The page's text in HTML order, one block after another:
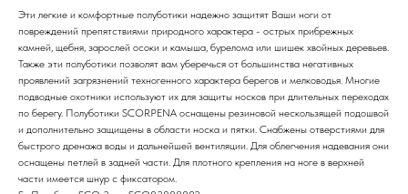
Эти легкие и комфортные полуботики надежно защитят Ваши ноги от
повреждений препятствиями природного характера - острых прибрежных
камней, щебня, зарослей осоки и камыша, бурелома или шишек хвойных деревьев.
Также эти полуботики позволят вам уберечься от большинства негативных
проявлений загрязнений техногенного характера берегов и мелководья. Многие
подводные охотники используют их для защиты носков при длительных переходах
по берегу. Полуботики SCORPENA оснащены резиновой нескользящей подошвой
и дополнительно защищены в области носка и пятки. Снабжены отверстиями для
быстрого дренажа воды и дальнейшей вентиляции. Для облегчения надевания они
оснащены петлей в задней части. Для плотного крепления на ноге в верхней
части имеется шнур с фиксатором.